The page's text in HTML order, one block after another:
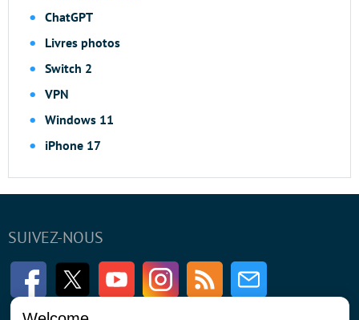
ChatGPT
Livres photos
Switch 2
VPN
Windows 11
iPhone 17
SUIVEZ-NOUS
FacebookTwitter Youtube InstagramRSS Newsletter